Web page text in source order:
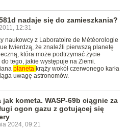
nadaje się do zamieszkania?
12:31
naukowcy z Laboratoire de Météorologie
twierdzą, że znaleźli pierwszą planetę
która może podtrzymać życie
tego, jakie występuje na Ziemi.
planeta krąży wokół czerwonego karła
uwagę astronomów.
jak kometa. WASP-69b ciągnie za
ogon gazu z gotującej się
2024, 09:21